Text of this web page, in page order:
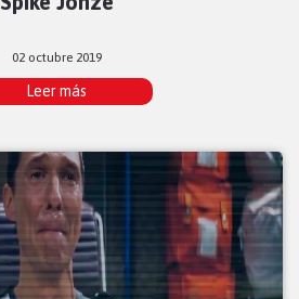
02 octubre 2019
Leer más